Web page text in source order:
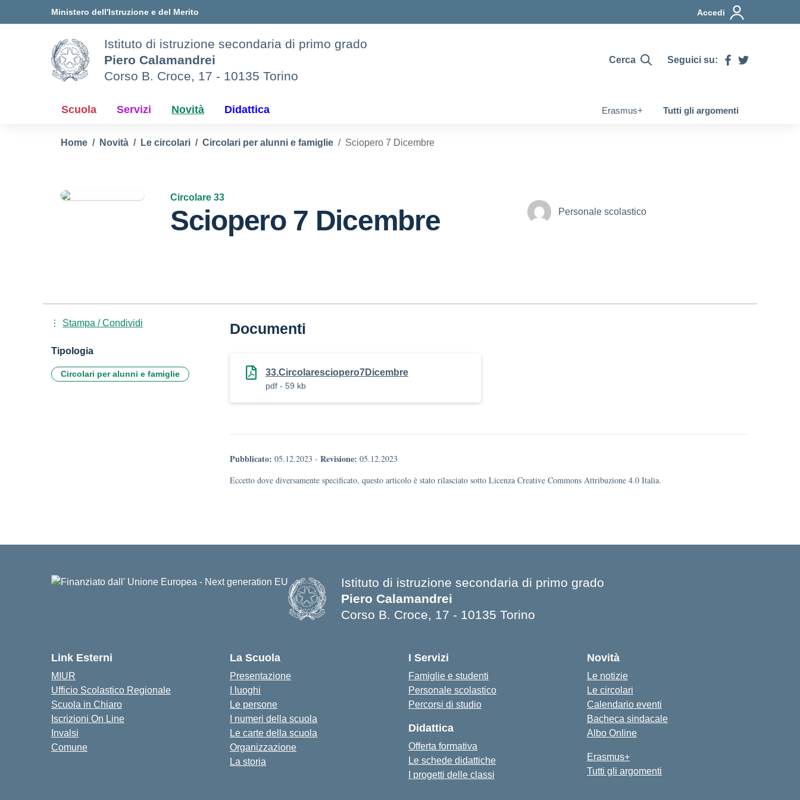
Ministero dell'Istruzione e del Merito Accedi
Istituto di istruzione secondaria di primo grado
Piero Calamandrei
Corso B. Croce, 17 - 10135 Torino
Cerca Seguici su:
Scuola Servizi Novità Didattica Erasmus+ Tutti gli argomenti
Home Novità Le circolari Circolari per alunni e famiglie Sciopero 7 Dicembre
Circolare 33
Sciopero 7 Dicembre Personale scolastico
Documenti
33.Circolaresciopero7Dicembre
pdf - 59 kb
Pubblicato: 05.12.2023 - Revisione: 05.12.2023
Eccetto dove diversamente specificato, questo articolo è stato rilasciato sotto Licenza Creative Commons Attribuzione 4.0 Italia.
Stampa / Condividi
Tipologia
Circolari per alunni e famiglie
Istituto di istruzione secondaria di primo grado
Piero Calamandrei
Corso B. Croce, 17 - 10135 Torino
Link Esterni
MIUR
Ufficio Scolastico Regionale
Scuola in Chiaro
Iscrizioni On Line
Invalsi
Comune
La Scuola
Presentazione
I luoghi
Le persone
I numeri della scuola
Le carte della scuola
Organizzazione
La storia
I Servizi
Famiglie e studenti
Personale scolastico
Percorsi di studio
Didattica
Offerta formativa
Le schede didattiche
I progetti delle classi
Novità
Le notizie
Le circolari
Calendario eventi
Bacheca sindacale
Albo Online
Erasmus+
Tutti gli argomenti